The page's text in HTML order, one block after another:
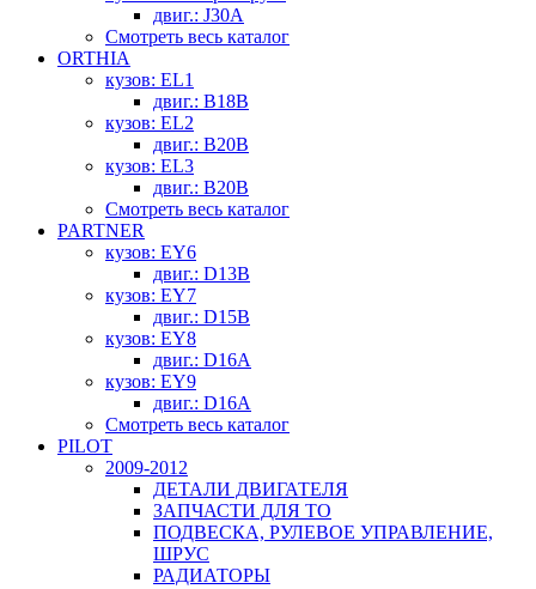
двиг.: J30A
Смотреть весь каталог
ORTHIA
кузов: EL1
двиг.: B18B
кузов: EL2
двиг.: B20B
кузов: EL3
двиг.: B20B
Смотреть весь каталог
PARTNER
кузов: EY6
двиг.: D13B
кузов: EY7
двиг.: D15B
кузов: EY8
двиг.: D16A
кузов: EY9
двиг.: D16A
Смотреть весь каталог
PILOT
2009-2012
ДЕТАЛИ ДВИГАТЕЛЯ
ЗАПЧАСТИ ДЛЯ ТО
ПОДВЕСКА, РУЛЕВОЕ УПРАВЛЕНИЕ,
ШРУС
РАДИАТОРЫ